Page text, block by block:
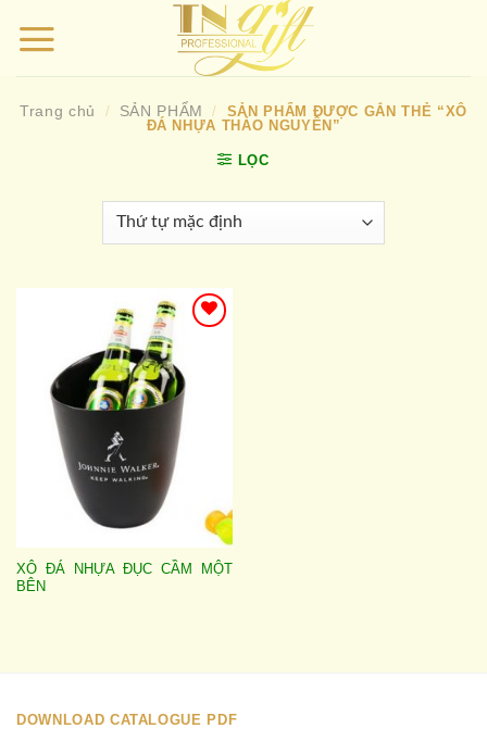
qua
Trang chủ / SẢN PHẨM /
SẢN PHẨM ĐƯỢC GẮN THẺ “XÔ
ĐÁ NHỰA THẢO NGUYÊN”
LỌC
wishlist
XÔ ĐÁ NHỰA ĐỤC CẦM MỘT
BÊN
DOWNLOAD CATALOGUE PDF